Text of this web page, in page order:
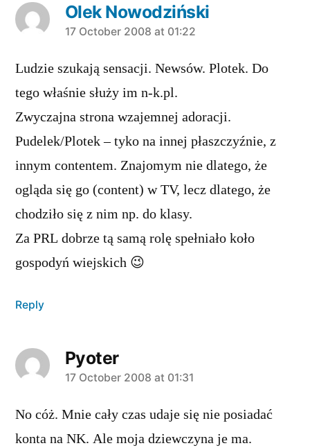
Olek Nowodziński
says:
17 October 2008 at 01:22
Ludzie szukają sensacji. Newsów. Plotek. Do
tego właśnie służy im n-k.pl.
Zwyczajna strona wzajemnej adoracji.
Pudelek/Plotek – tyko na innej płaszczyźnie, z
innym contentem. Znajomym nie dlatego, że
ogląda się go (content) w TV, lecz dlatego, że
chodziło się z nim np. do klasy.
Za PRL dobrze tą samą rolę spełniało koło
gospodyń wiejskich 😉
Reply
Pyoter
says:
17 October 2008 at 01:31
No cóż. Mnie cały czas udaje się nie posiadać
konta na NK. Ale moja dziewczyna je ma.